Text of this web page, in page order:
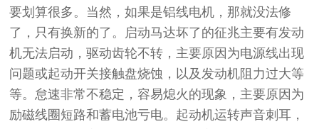
要划算很多。当然，如果是铝线电机，那就没法修
了，只有换新的了。 启动马达坏了的征兆主要有发动
机无法启动，驱动齿轮不转，主要原因为电源线出现
问题或起动开关接触盘烧蚀，以及发动机阻力过大等
等。怠速非常不稳定，容易熄火的现象，主要原因为
励磁线圈短路和蓄电池亏电。起动机运转声音刺耳，